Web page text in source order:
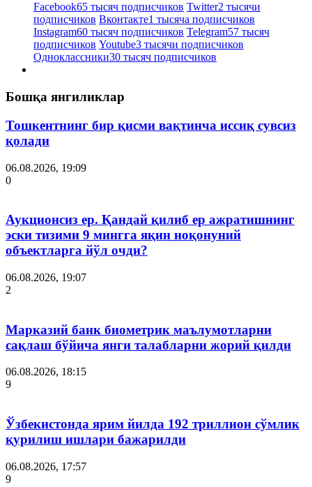
Facebook65 тысяч подписчиков Twitter2 тысячи
подписчиков Вконтакте1 тысяча подписчиков
Instagram60 тысяч подписчиков Telegram57 тысяч
подписчиков Youtube3 тысячи подписчиков
Одноклассники30 тысяч подписчиков
Бошқа янгиликлар
Тошкентнинг бир қисми вақтинча иссиқ сувсиз
қолади
06.08.2026, 19:09
0
Аукционсиз ер. Қандай қилиб ер ажратишнинг
эски тизими 9 мингга яқин ноқонуний
объектларга йўл очди?
06.08.2026, 19:07
2
Марказий банк биометрик маълумотларни
сақлаш бўйича янги талабларни жорий қилди
06.08.2026, 18:15
9
Ўзбекистонда ярим йилда 192 триллион сўмлик
қурилиш ишлари бажарилди
06.08.2026, 17:57
9